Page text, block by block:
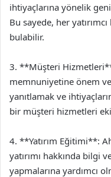
ihtiyaçlarına yönelik
Bu sayede, her
bulabilir.
3. **Müşteri
memnuniyetine önem
yanıtlamak ve
bir müşteri hizmetleri
4. **Yatırım Eğitimi**:
yatırımı hakkında bilgi
yapmalarına yardımcı